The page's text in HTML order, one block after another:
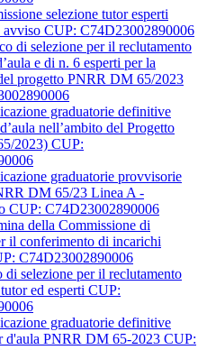
selezione tutor esperti
CUP: C74D23002890006
di selezione per il reclutamento
e di n. 6 esperti per la
progetto PNRR DM 65/2023
graduatorie definitive
nell’ambito del Progetto
2023) CUP:
graduatorie provvisorie
DM 65/23 Linea A -
CUP: C74D23002890006
della Commissione di
il conferimento di incarichi
C74D23002890006
di selezione per il reclutamento
ed esperti CUP:
graduatorie definitive
d'aula PNRR DM 65-2023 CUP: